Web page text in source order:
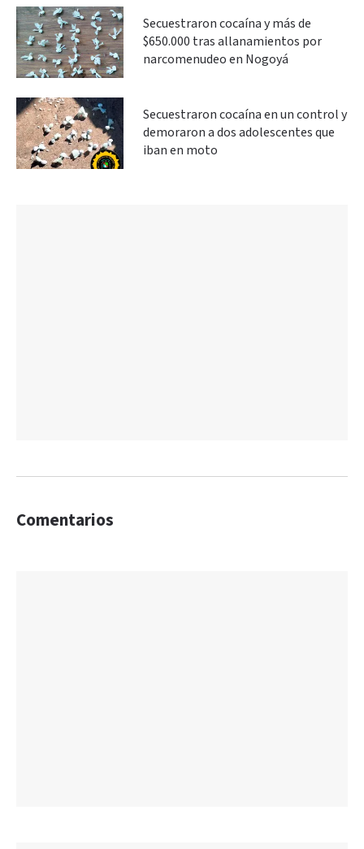
Secuestraron cocaína y más de
$650.000 tras allanamientos por
narcomenudeo en Nogoyá
Secuestraron cocaína en un control y
demoraron a dos adolescentes que
iban en moto
Comentarios